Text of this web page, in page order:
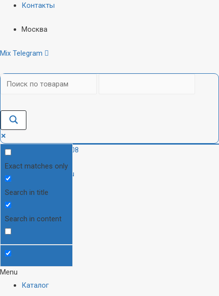
Контакты
Москва
Mix Telegram
Exact matches only
Search in title
Search in content
+7(905)777-80-08
info@audioon.ru
Каталог
Menu
Каталог